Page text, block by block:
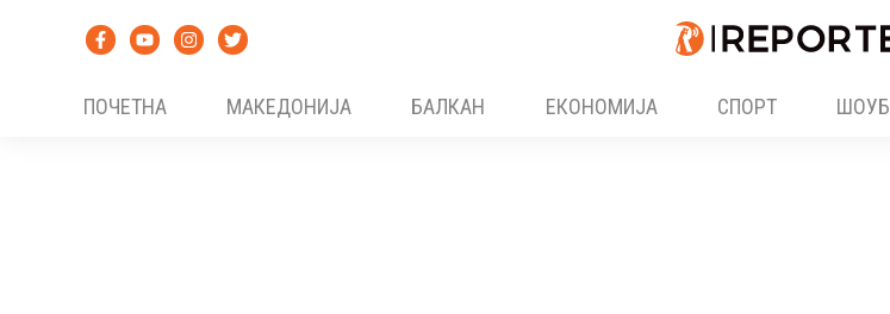
ПОЧЕТНА
МАКЕДОНИЈА БАЛКАН ЕКОНОМИЈА СПОРТ